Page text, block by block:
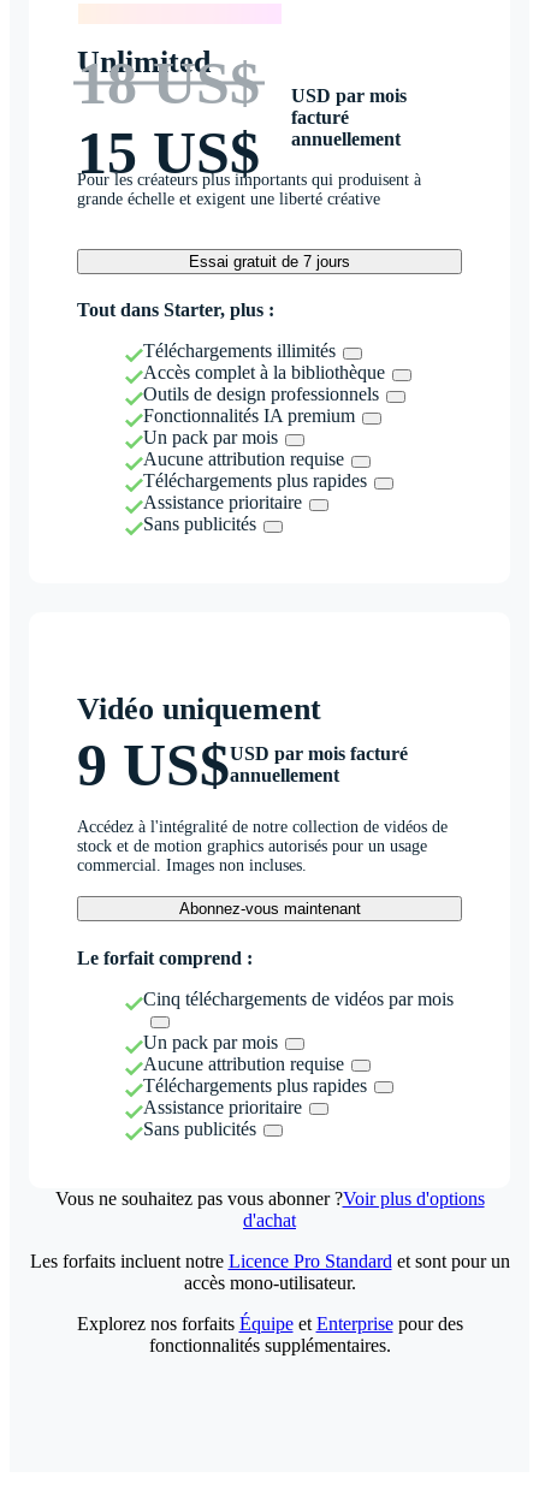
Unlimited
18 US$
15 US$
USD par mois
facturé
annuellement
Pour les créateurs plus importants qui produisent à
grande échelle et exigent une liberté créative
Essai gratuit de 7 jours
Tout dans Starter, plus :
Téléchargements illimités
Accès complet à la bibliothèque
Outils de design professionnels
Fonctionnalités IA premium
Un pack par mois
Aucune attribution requise
Téléchargements plus rapides
Assistance prioritaire
Sans publicités
Vidéo uniquement
9 US$USD par mois facturé
annuellement
Accédez à l'intégralité de notre collection de vidéos de
stock et de motion graphics autorisés pour un usage
commercial. Images non incluses.
Abonnez-vous maintenant
Le forfait comprend :
Cinq téléchargements de vidéos par mois
Un pack par mois
Aucune attribution requise
Téléchargements plus rapides
Assistance prioritaire
Sans publicités
Vous ne souhaitez pas vous abonner ?Voir plus d'options
d'achat
Les forfaits incluent notre Licence Pro Standard et sont pour un
accès mono-utilisateur.
Explorez nos forfaits Équipeet Enterprisepour des
fonctionnalités supplémentaires.